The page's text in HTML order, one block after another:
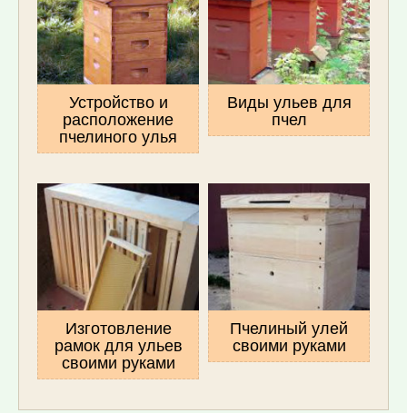
Устройство и
расположение
пчелиного улья
Виды ульев для
пчел
Изготовление
рамок для ульев
своими руками
Пчелиный улей
своими руками